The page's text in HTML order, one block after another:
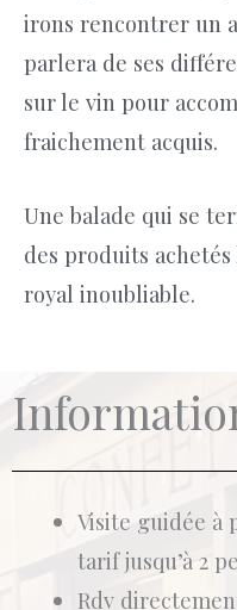
irons rencontrer un
parlera de ses
sur le vin pour
fraichement acquis.
Une balade qui se
des produits
royal inoubliable.
Visite guidée à
tarif jusqu’à 2
Rdv